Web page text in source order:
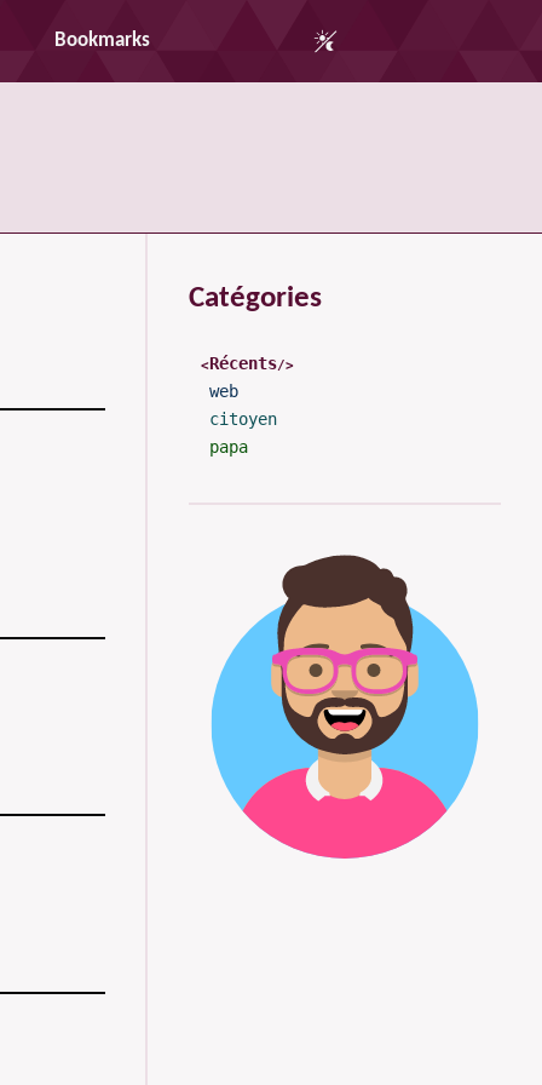
Bookmarks Auto Mode
Catégories
Récents
web
citoyen
papa